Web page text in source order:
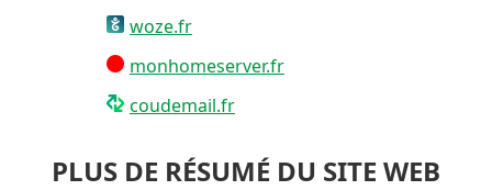
woze.fr
monhomeserver.fr
coudemail.fr
PLUS DE RÉSUMÉ DU SITE WEB